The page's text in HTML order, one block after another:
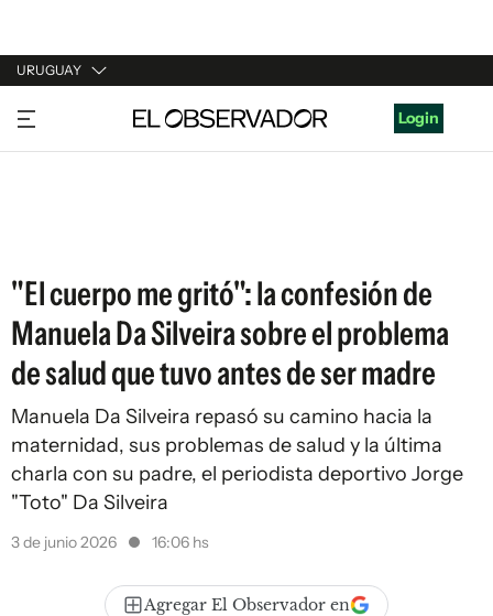
URUGUAY
URUGUAY
ARGENTINA
Login
"El cuerpo me gritó": la confesión de
Manuela Da Silveira sobre el problema
de salud que tuvo antes de ser madre
Manuela Da Silveira repasó su camino hacia la
maternidad, sus problemas de salud y la última
charla con su padre, el periodista deportivo Jorge
"Toto" Da Silveira
3 de junio 2026 16:06 hs
Agregar El Observador en